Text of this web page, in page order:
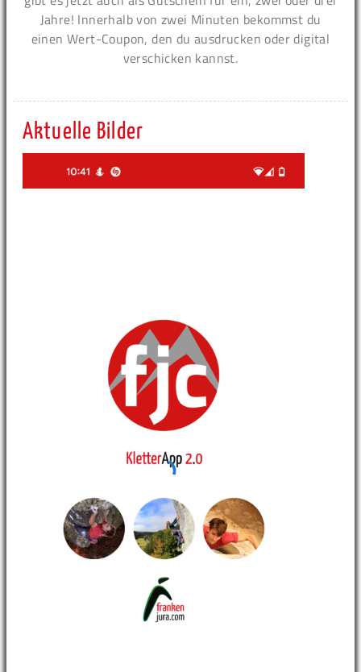
Jahre! Innerhalb von zwei Minuten bekommst du
einen Wert-Coupon, den du ausdrucken oder digital
verschicken kannst.
Aktuelle Bilder